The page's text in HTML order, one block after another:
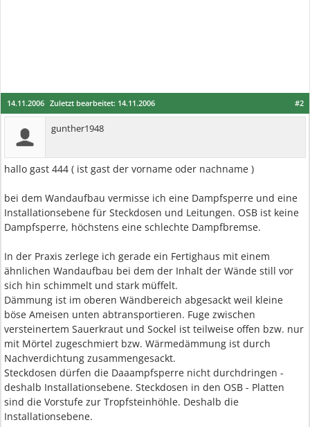
#2
14.11.2006 Zuletzt bearbeitet: 14.11.2006
gunther1948
hallo gast 444 ( ist gast der vorname oder nachname )
bei dem Wandaufbau vermisse ich eine Dampfsperre und eine
Installationsebene für Steckdosen und Leitungen. OSB ist keine
Dampfsperre, höchstens eine schlechte Dampfbremse.
In der Praxis zerlege ich gerade ein Fertighaus mit einem
ähnlichen Wandaufbau bei dem der Inhalt der Wände still vor
sich hin schimmelt und stark müffelt.
Dämmung ist im oberen Wändbereich abgesackt weil kleine
böse Ameisen unten abtransportieren. Fuge zwischen
versteinertem Sauerkraut und Sockel ist teilweise offen bzw. nur
mit Mörtel zugeschmiert bzw. Wärmedämmung ist durch
Nachverdichtung zusammengesackt.
Steckdosen dürfen die Daaampfsperre nicht durchdringen -
deshalb Installationsebene. Steckdosen in den OSB - Platten
sind die Vorstufe zur Tropfsteinhöhle. Deshalb die
Installationsebene.